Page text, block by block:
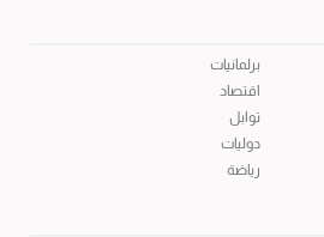
برلمانيات
اقتصاد
توابل
دوليات
رياضة